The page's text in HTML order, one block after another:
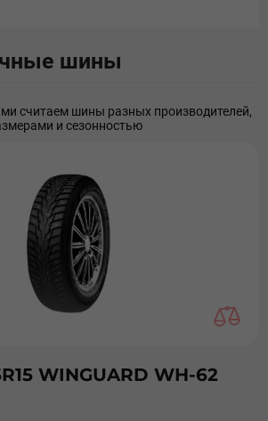
шины
считаем шины разных производителей,
и сезонностью
WINGUARD WH-62